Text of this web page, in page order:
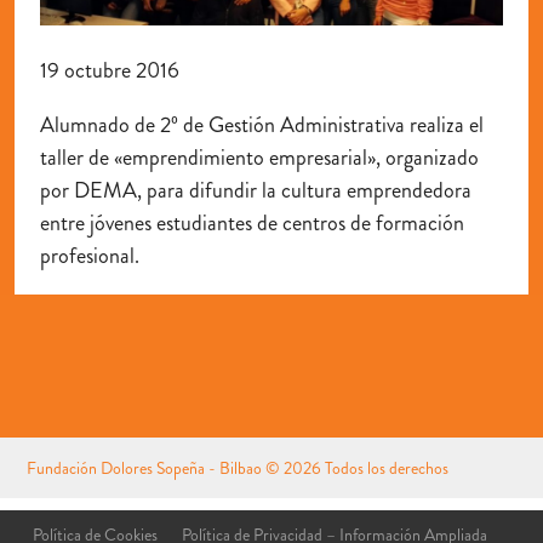
19 octubre 2016
Alumnado de 2º de Gestión Administrativa realiza el
taller de «emprendimiento empresarial», organizado
por DEMA, para difundir la cultura emprendedora
entre jóvenes estudiantes de centros de formación
profesional.
Fundación Dolores Sopeña - Bilbao © 2026 Todos los derechos
reservados Aviso Legal
Política de Cookies Política de Privacidad – Información Ampliada